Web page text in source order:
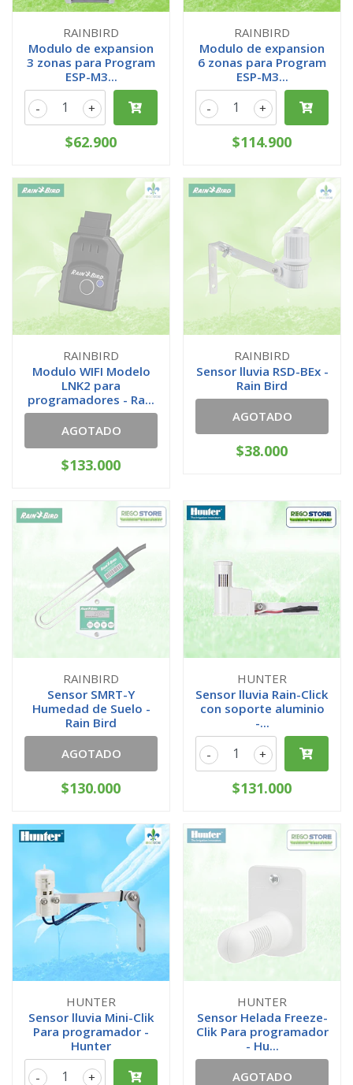
RAINBIRD
Modulo de expansion
3 zonas para Program
ESP-M3...
+
-
$62.900
RAINBIRD
Modulo de expansion
6 zonas para Program
ESP-M3...
+
-
$114.900
RAINBIRD
Modulo WIFI Modelo
LNK2 para
programadores - Ra...
AGOTADO
$133.000
RAINBIRD
Sensor lluvia RSD-BEx -
Rain Bird
AGOTADO
$38.000
RAINBIRD
Sensor SMRT-Y
Humedad de Suelo -
Rain Bird
AGOTADO
$130.000
HUNTER
Sensor lluvia Rain-Click
con soporte aluminio
-...
+
-
$131.000
HUNTER
Sensor lluvia Mini-Clik
Para programador -
Hunter
+
-
HUNTER
Sensor Helada Freeze-
Clik Para programador
- Hu...
AGOTADO